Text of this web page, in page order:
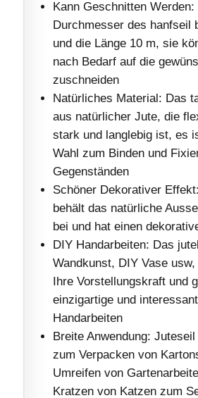
Kann Geschnitten Werden:
Durchmesser des hanfseil
und die Länge 10 m, sie
nach Bedarf auf die
zuschneiden
Natürliches Material: Das
aus natürlicher Jute, die
stark und langlebig ist, es
Wahl zum Binden und
Gegenständen
Schöner Dekorativer
behält das natürliche
bei und hat einen
DIY Handarbeiten: Das
Wandkunst, DIY Vase
Ihre Vorstellungskraft und
einzigartige und
Handarbeiten
Breite Anwendung:
zum Verpacken von
Umreifen von
Kratzen von Katzen zum